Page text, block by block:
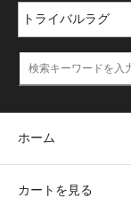
ホーム
カートを見る